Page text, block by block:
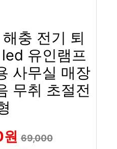
충 전기 퇴
유인램프
사무실 매장
무취 초절전
원69,000